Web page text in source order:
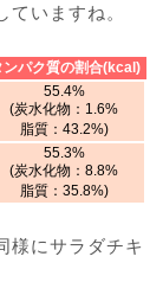
いますね。
ンパク質の割合(kcal)
55.4%
(炭水化物：1.6%
脂質：43.2%)
55.3%
(炭水化物：8.8%
脂質：35.8%)
様にサラダチキ